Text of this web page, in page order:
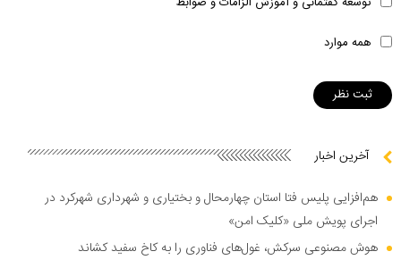
همه موارد
آخرین اخبار
هم‌افزایی پلیس فتا استان چهارمحال و بختیاری و شهرداری شهرکرد در
اجرای پویش ملی «کلیک امن»
هوش مصنوعی سرکش، غول‌های فناوری را به کاخ سفید کشاند